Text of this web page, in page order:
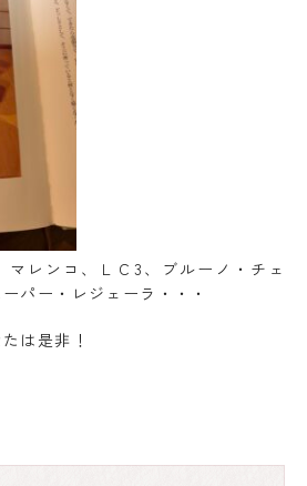
マレンコ、ＬＣ3、ブルーノ・チェ
パー・レジェーラ・・・
は是非！